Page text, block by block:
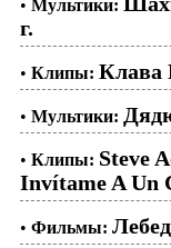
• Мультики:
г.
• Клипы: Клава
• Мультики:
• Клипы: Steve
Invítame A Un
• Фильмы: